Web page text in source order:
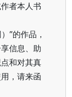
者本人书
”的作品，
信息、助
和对其真
，请来函